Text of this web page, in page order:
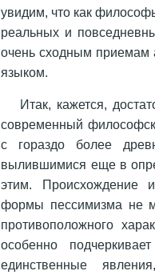
увидим, что как
реальных и
очень сходным приемам
языком.
Итак, кажется,
современный
с гораздо более
вылившимися еще в
этим. Происхождение
формы пессимизма не
противоположного
особенно
единственные